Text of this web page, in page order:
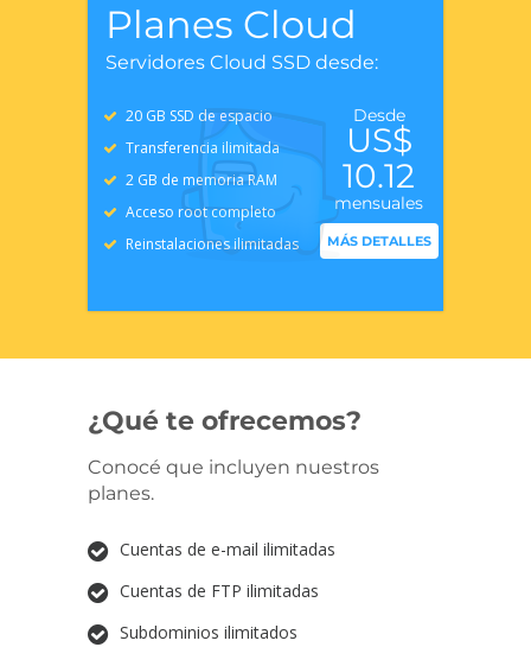
Planes Cloud
Servidores Cloud SSD desde:
20 GB SSD de espacio
Transferencia ilimitada
2 GB de memoria RAM
Acceso root completo
Reinstalaciones ilimitadas
Desde
US$
10.12
mensuales
MÁS DETALLES
¿Qué te ofrecemos?
Conocé que incluyen nuestros
planes.
Cuentas de e-mail ilimitadas
Cuentas de FTP ilimitadas
Subdominios ilimitados